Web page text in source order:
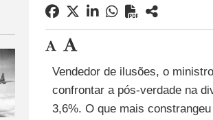
Vendedor de ilusões, o
confrontar a pós-verdade na
3,6%. O que mais